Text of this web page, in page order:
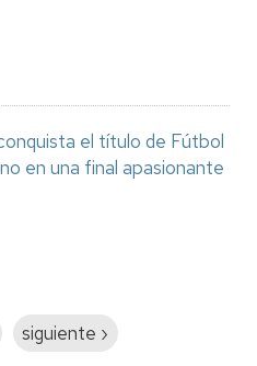
el título de Fútbol
en una final apasionante
Siguiente
siguiente ›